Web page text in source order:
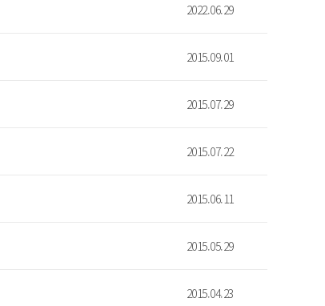
2022.06.29
2015.09.01
2015.07.29
2015.07.22
2015.06.11
2015.05.29
2015.04.23